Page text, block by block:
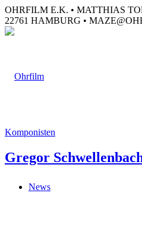
OHRFILM E.K. • MATTHIAS
22761 HAMBURG •
News
Komponisten
Gregor